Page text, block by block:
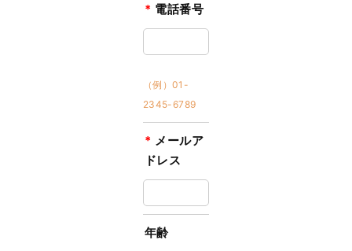
* 電話番号
（例）01-
2345-6789
* メールア
ドレス
年齢